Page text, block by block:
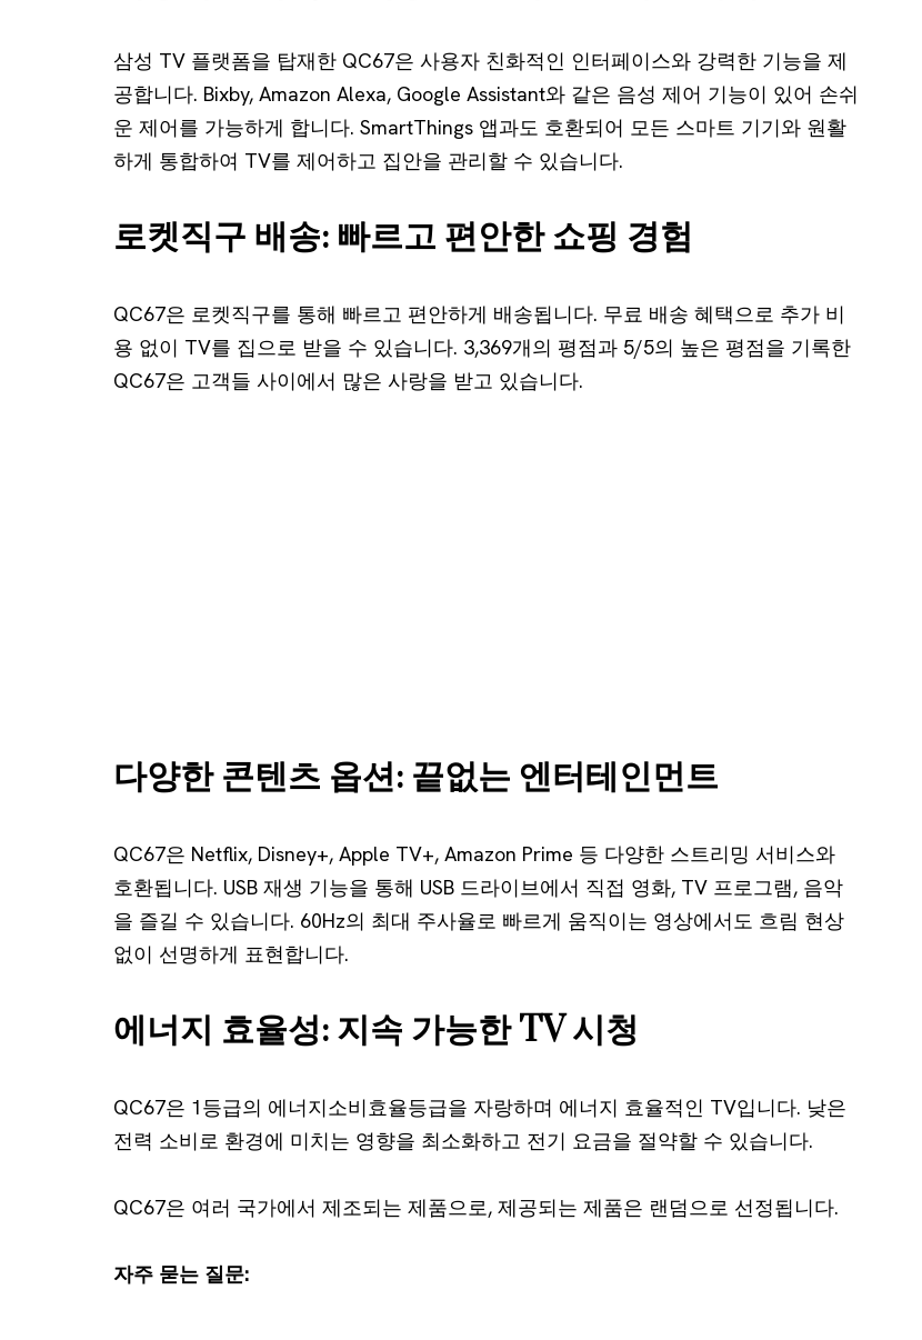
삼성 TV 플랫폼을 탑재한 QC67은 사용자 친화적인 인터페이스와 강력한 기능을 제
공합니다. Bixby, Amazon Alexa, Google Assistant와 같은 음성 제어 기능이 있어 손쉬
운 제어를 가능하게 합니다. SmartThings 앱과도 호환되어 모든 스마트 기기와 원활
하게 통합하여 TV를 제어하고 집안을 관리할 수 있습니다.
로켓직구 배송: 빠르고 편안한 쇼핑 경험
QC67은 로켓직구를 통해 빠르고 편안하게 배송됩니다. 무료 배송 혜택으로 추가 비
용 없이 TV를 집으로 받을 수 있습니다. 3,369개의 평점과 5/5의 높은 평점을 기록한
QC67은 고객들 사이에서 많은 사랑을 받고 있습니다.
다양한 콘텐츠 옵션: 끝없는 엔터테인먼트
QC67은 Netflix, Disney+, Apple TV+, Amazon Prime 등 다양한 스트리밍 서비스와
호환됩니다. USB 재생 기능을 통해 USB 드라이브에서 직접 영화, TV 프로그램, 음악
을 즐길 수 있습니다. 60Hz의 최대 주사율로 빠르게 움직이는 영상에서도 흐림 현상
없이 선명하게 표현합니다.
에너지 효율성: 지속 가능한 TV 시청
QC67은 1등급의 에너지소비효율등급을 자랑하며 에너지 효율적인 TV입니다. 낮은
전력 소비로 환경에 미치는 영향을 최소화하고 전기 요금을 절약할 수 있습니다.
QC67은 여러 국가에서 제조되는 제품으로, 제공되는 제품은 랜덤으로 선정됩니다.
자주 묻는 질문: